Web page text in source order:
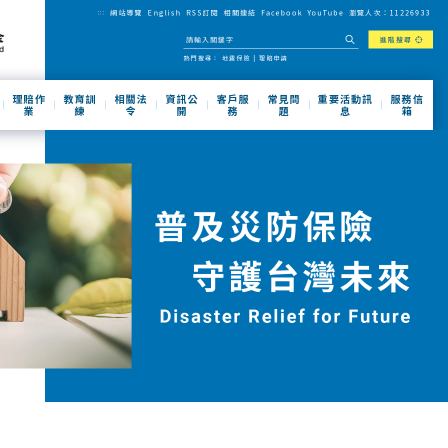
::: 網站導覽 English RSS訂閱 相關連結 Facebook YouTube 瀏覽人次：11226933
進階搜尋
熱門搜尋： 地震保險 理賠申請
理賠作
業
教育訓
練
相關法
令
資訊公
開
客戶服
務
常見問
題
重要活動訊
息
服務信
箱